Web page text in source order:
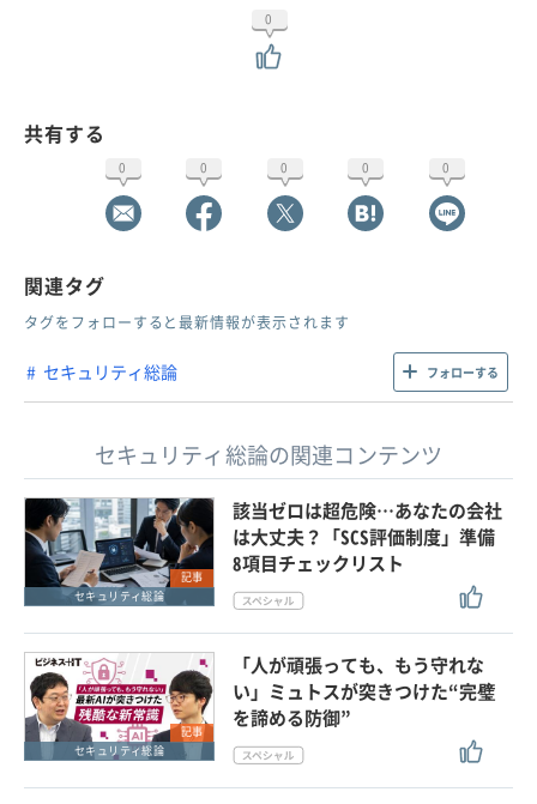
0
共有する
0 0 0 0 0
関連タグ
タグをフォローすると最新情報が表示されます
セキュリティ総論 フォローする
セキュリティ総論の関連コンテンツ
記事
セキュリティ総論
該当ゼロは超危険…あなたの会社
は大丈夫？「SCS評価制度」準備
8項目チェックリスト
記事
セキュリティ総論
「人が頑張っても、もう守れな
い」ミュトスが突きつけた“完璧
を諦める防御”